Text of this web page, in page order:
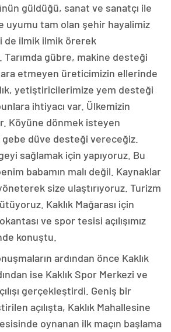
güldüğü, sanat ve sanatçı ile
uyumu tam olan şehir hayalimiz
de ilmik ilmik örerek
gübre, makine desteği
etmeyen üreticimizin ellerinde
yetiştiricilerimize yem desteği
ihtiyacı var. Ülkemizin
Köyüne dönmek isteyen
gebe düve desteği vereceğiz.
sağlamak için yapıyoruz. Bu
babamın malı değil. Kaynaklar
size ulaştırıyoruz. Turizm
Kaklık Mağarası için
ve spor tesisi açılışımız
konuştu.
ardından önce Kaklık
ise Kaklık Spor Merkezi ve
gerçekleştirdi. Geniş bir
açılışta, Kaklık Mahallesine
oynanan ilk maçın başlama